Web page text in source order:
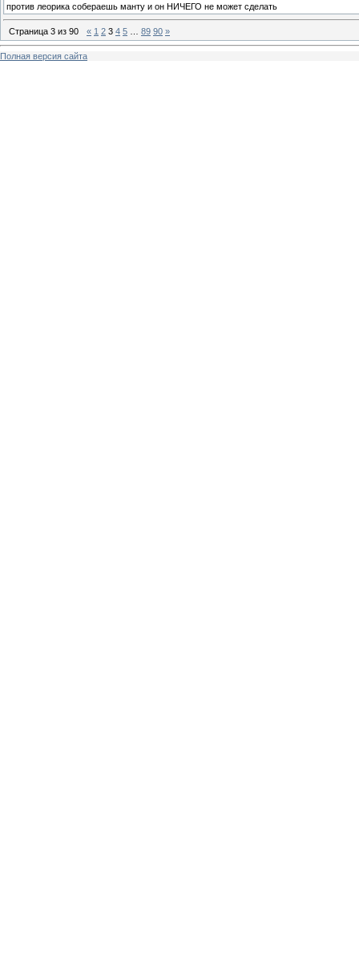
против леорика собераешь манту и он НИЧЕГО не может сделать
Страница 3 из 90 « 1 2 3 4 5 89 90 »
Полная версия сайта